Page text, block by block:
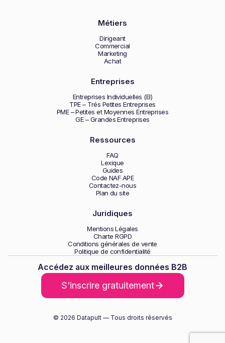
Métiers
Dirigeant
Commercial
Marketing
Achat
Entreprises
Entreprises Individuelles (EI)
TPE – Trés Petites Entreprises
PME – Petites et Moyennes Entreprises
GE – Grandes Entreprises
Ressources
FAQ
Lexique
Guides
Code NAF APE
Contactez-nous
Plan du site
Juridiques
Mentions Légales
Charte RGPD
Conditions générales de vente
Politique de confidentialité
Accédez aux meilleures données B2B
S'inscrire gratuitement
© 2026 Datapult — Tous droits réservés